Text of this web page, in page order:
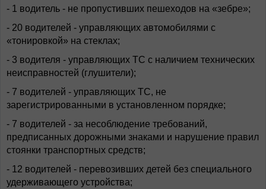
- 1 водитель - не пропустивших пешеходов на «зебре»;
- 20 водителей - управляющих автомобилями с
«тонировкой» на стеклах;
- 3 водителя - управляющих ТС с наличием технических
неисправностей (глушители);
- 7 водителей - управляющих ТС, не
зарегистрированными в установленном порядке;
- 7 водителей - за несоблюдение требований,
предписанных дорожными знаками и нарушение правил
стоянки транспортных средств;
- 12 водителей - перевозивших детей без специального
удерживающего устройства;